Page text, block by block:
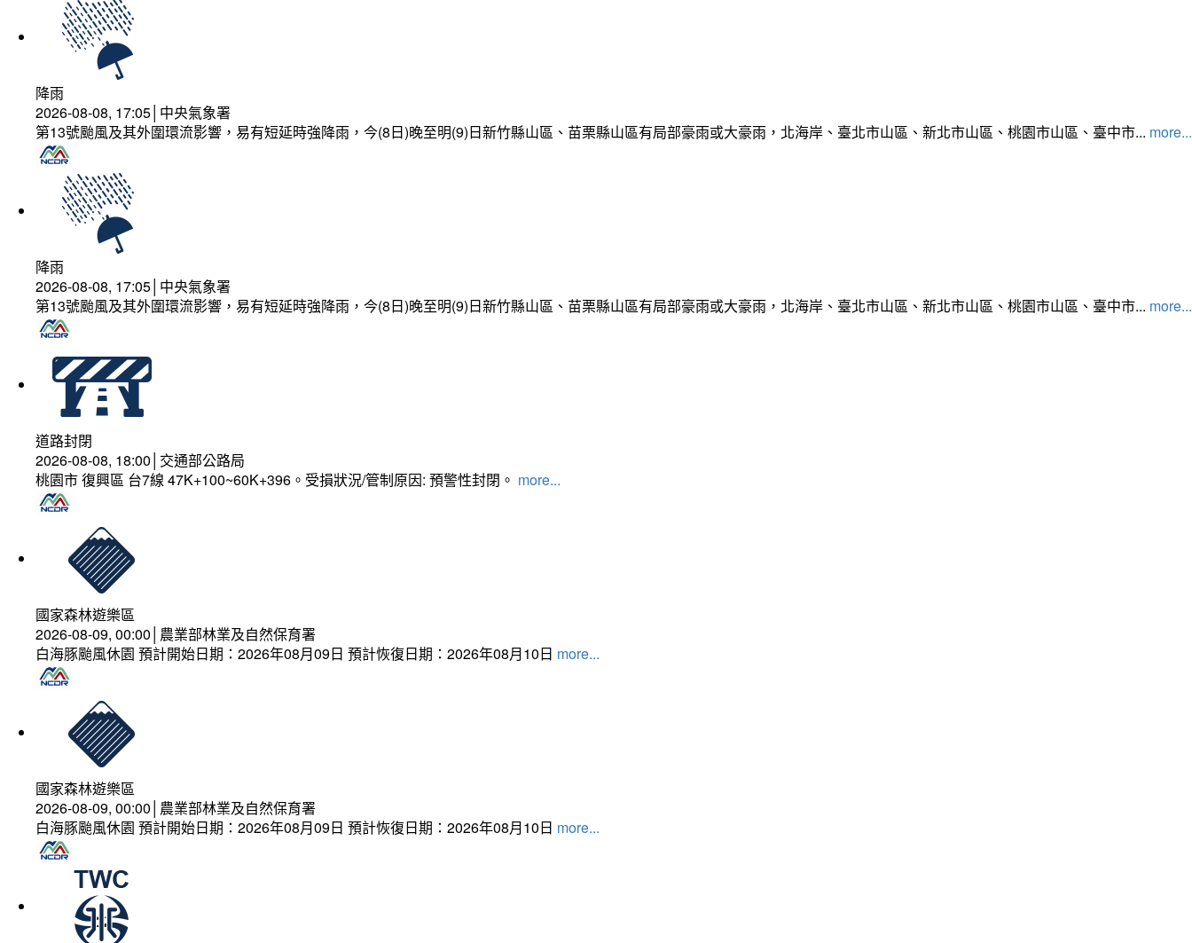
降雨
2026-08-08, 17:05│中央氣象署
第13號颱風及其外圍環流影響，易有短延時強降雨，今(8日)晚至明(9)日新竹縣山區、苗栗縣山區有局部豪雨或大豪雨，北海岸、臺北市山區、新北市山區、桃園市山區、臺中市... more...
降雨
2026-08-08, 17:05│中央氣象署
第13號颱風及其外圍環流影響，易有短延時強降雨，今(8日)晚至明(9)日新竹縣山區、苗栗縣山區有局部豪雨或大豪雨，北海岸、臺北市山區、新北市山區、桃園市山區、臺中市... more...
道路封閉
2026-08-08, 18:00│交通部公路局
桃園市 復興區 台7線 47K+100~60K+396。受損狀況/管制原因: 預警性封閉。 more...
國家森林遊樂區
2026-08-09, 00:00│農業部林業及自然保育署
白海豚颱風休園 預計開始日期：2026年08月09日 預計恢復日期：2026年08月10日 more...
國家森林遊樂區
2026-08-09, 00:00│農業部林業及自然保育署
白海豚颱風休園 預計開始日期：2026年08月09日 預計恢復日期：2026年08月10日 more...